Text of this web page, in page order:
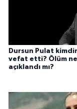
Dursun Pulat
vefat etti? Ölüm
açıklandı mı?